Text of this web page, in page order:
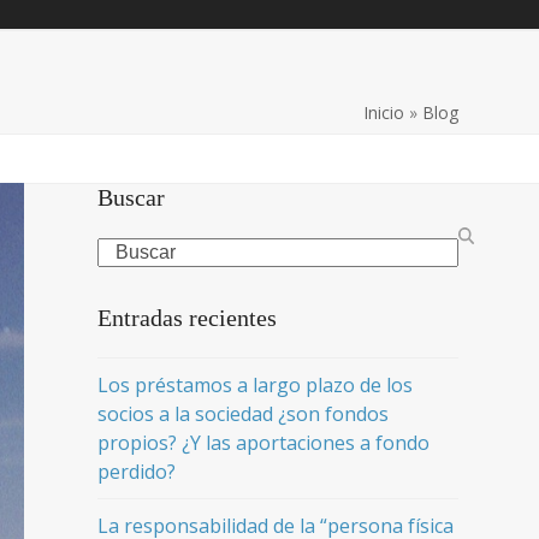
Inicio » Blog
Buscar
Search
Entradas recientes
Los préstamos a largo plazo de los
socios a la sociedad ¿son fondos
propios? ¿Y las aportaciones a fondo
perdido?
La responsabilidad de la “persona física